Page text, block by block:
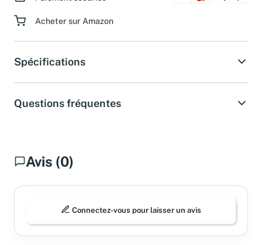
Acheter sur Amazon
Spécifications
Questions fréquentes
Avis (0)
Connectez-vous pour laisser un avis